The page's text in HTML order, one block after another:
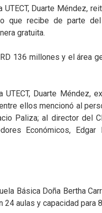
Duarte Méndez,
que recibe de parte
gratuita.
136 millones y el área
Duarte Méndez,
ellos mencionó al
Paliza; al director del
Económicos,
Básica Doña Bertha
24 aulas y capacidad para